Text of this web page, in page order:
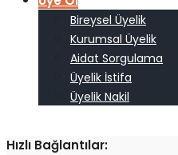
Bireysel Üyelik
Kurumsal Üyelik
Aidat Sorgulama
Üyelik İstifa
Üyelik Nakil
Hızlı Bağlantılar: